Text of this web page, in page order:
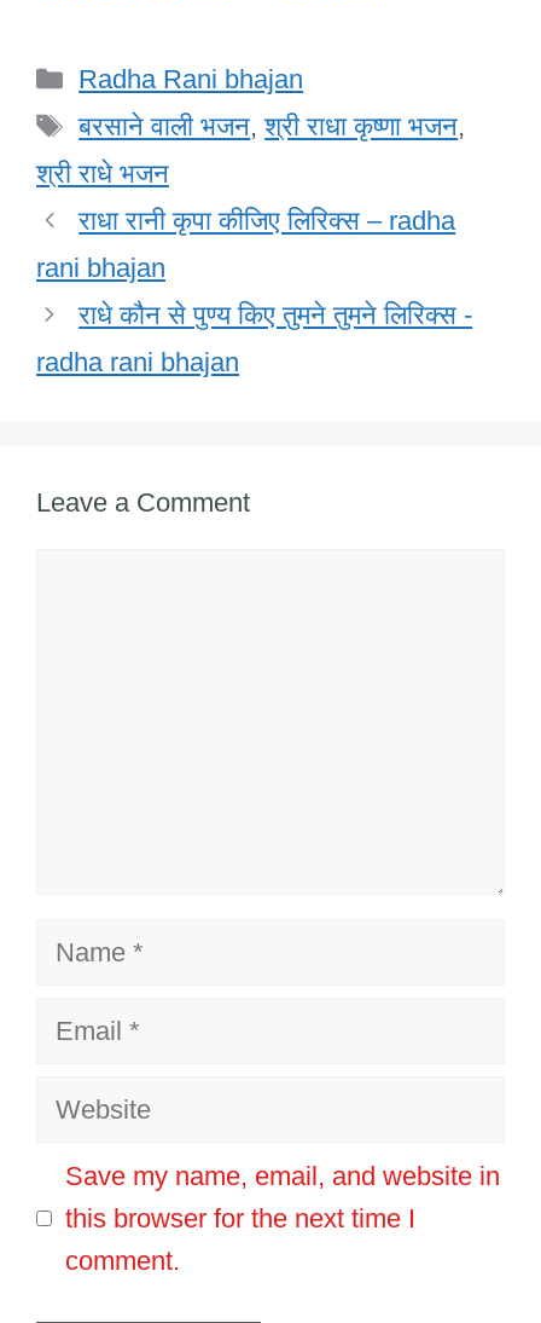
e
b
o
o
k
er e
dI
s
A
p
o
ail
Categories
Radha Rani bhajan
Tags
बरसाने वाली भजन,श्री राधा कृष्णा भजन,
श्री राधे भजन
राधा रानी कृपा कीजिए लिरिक्स – radha
rani bhajan
राधे कौन से पुण्य किए तुमने तुमने लिरिक्स -
radha rani bhajan
Leave a Comment
Name
Email
Website
Save my name, email, and website in
this browser for the next time I
comment.